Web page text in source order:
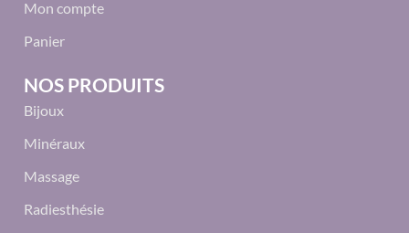
Mon compte
Panier
NOS PRODUITS
Bijoux
Minéraux
Massage
Radiesthésie